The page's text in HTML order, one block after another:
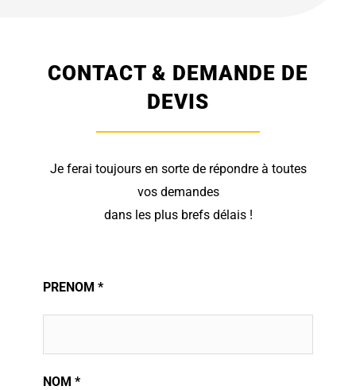
CONTACT & DEMANDE DE
DEVIS
Je ferai toujours en sorte de répondre à toutes
vos demandes
dans les plus brefs délais !
PRENOM *
NOM *